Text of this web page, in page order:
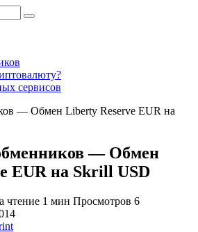
сервисов
— Обмен Liberty Reserve EUR на
— Обмен
EUR на Skrill USD
чтение 1 мин Просмотров 6